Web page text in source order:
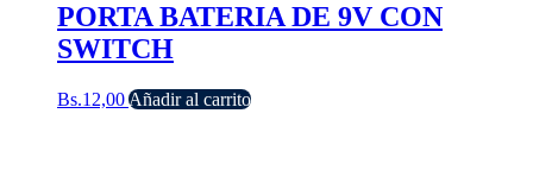
PORTA BATERIA DE 9V CON
SWITCH
Bs.12,00Añadir al carrito